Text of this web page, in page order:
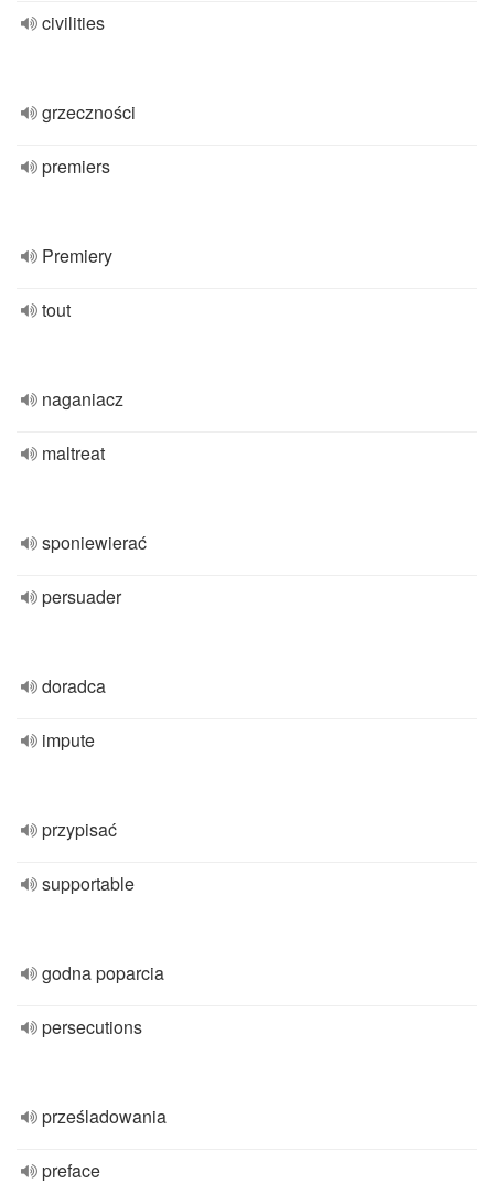
civilities
grzeczności
premiers
Premiery
tout
naganiacz
maltreat
sponiewierać
persuader
doradca
impute
przypisać
supportable
godna poparcia
persecutions
prześladowania
preface